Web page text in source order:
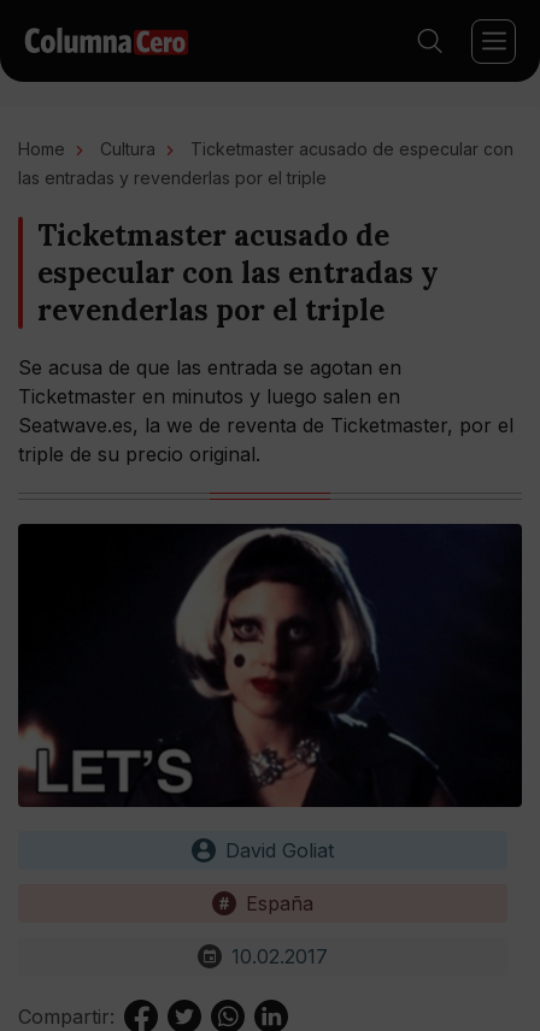
Home Cultura
Ticketmaster acusado de especular con
las entradas y revenderlas por el triple
Ticketmaster acusado de
especular con las entradas y
revenderlas por el triple
Se acusa de que las entrada se agotan en
Ticketmaster en minutos y luego salen en
Seatwave.es, la we de reventa de Ticketmaster, por el
triple de su precio original.
David Goliat
España
10.02.2017
Compartir: